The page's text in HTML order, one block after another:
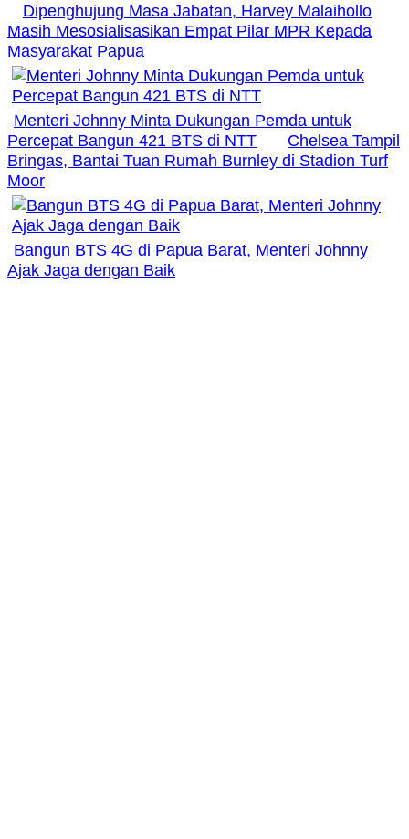
Dipenghujung Masa Jabatan, Harvey Malaihollo
Masih Mesosialisasikan Empat Pilar MPR Kepada
Masyarakat Papua
Menteri Johnny Minta Dukungan Pemda untuk
Percepat Bangun 421 BTS di NTT
Chelsea Tampil
Bringas, Bantai Tuan Rumah Burnley di Stadion Turf
Moor
Bangun BTS 4G di Papua Barat, Menteri Johnny
Ajak Jaga dengan Baik